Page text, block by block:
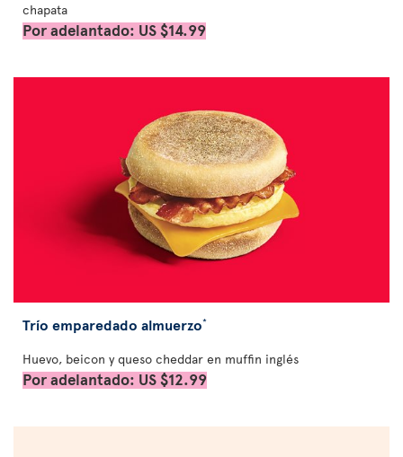
chapata
Por adelantado: US $14.99
Trío emparedado almuerzo*
Huevo, beicon y queso cheddar en muffin inglés
Por adelantado: US $12.99